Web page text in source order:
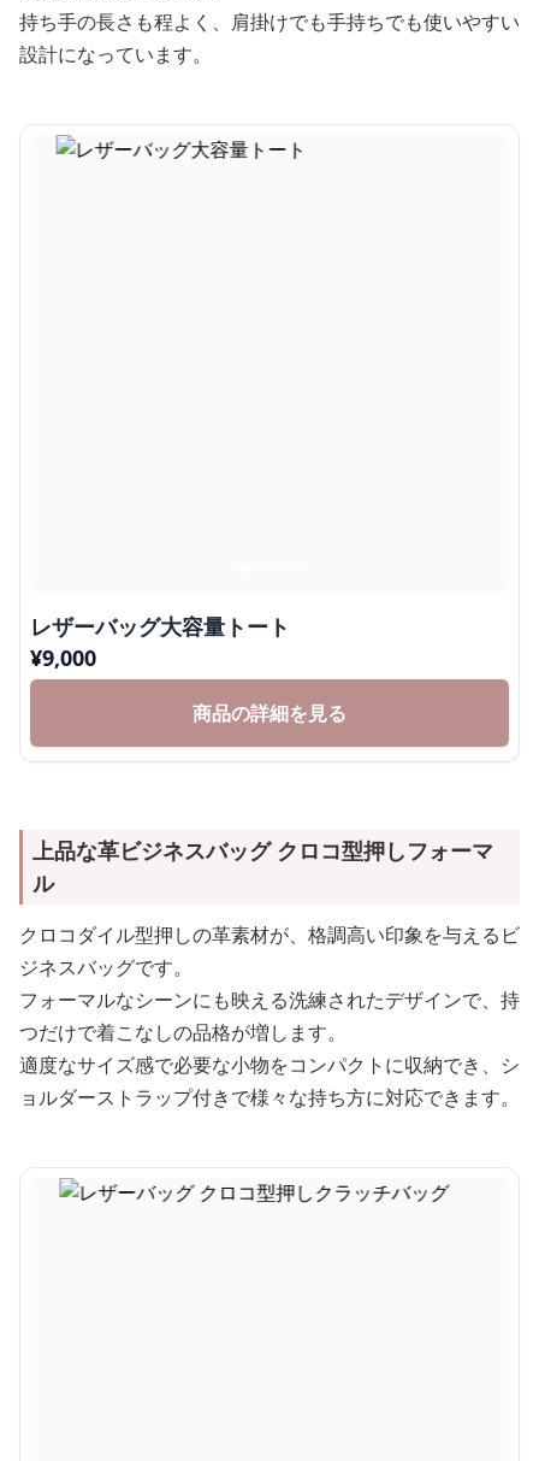
持ち手の長さも程よく、肩掛けでも手持ちでも使いやすい
設計になっています。
レザーバッグ大容量トート
¥9,000
商品の詳細を見る
上品な革ビジネスバッグ クロコ型押しフォーマ
ル
クロコダイル型押しの革素材が、格調高い印象を与えるビ
ジネスバッグです。
フォーマルなシーンにも映える洗練されたデザインで、持
つだけで着こなしの品格が増します。
適度なサイズ感で必要な小物をコンパクトに収納でき、シ
ョルダーストラップ付きで様々な持ち方に対応できます。